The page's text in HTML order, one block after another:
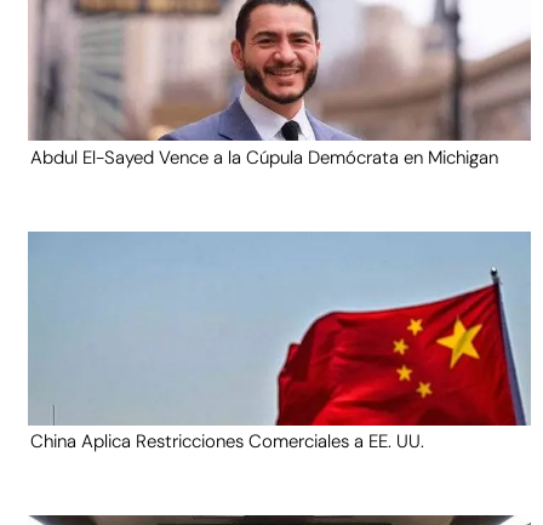
Abdul El-Sayed Vence a la Cúpula Demócrata en Michigan
China Aplica Restricciones Comerciales a EE. UU.